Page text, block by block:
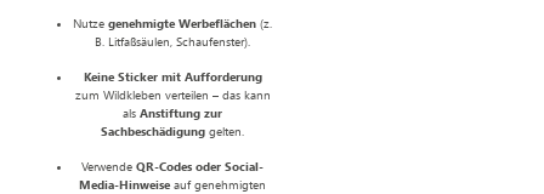
Nutze genehmigte Werbeflächen (z.
B. Litfaßsäulen, Schaufenster).
Keine Sticker mit Aufforderung
zum Wildkleben verteilen – das kann
als Anstiftung zur
Sachbeschädigung gelten.
Verwende QR-Codes oder Social-
Media-Hinweiseauf genehmigten